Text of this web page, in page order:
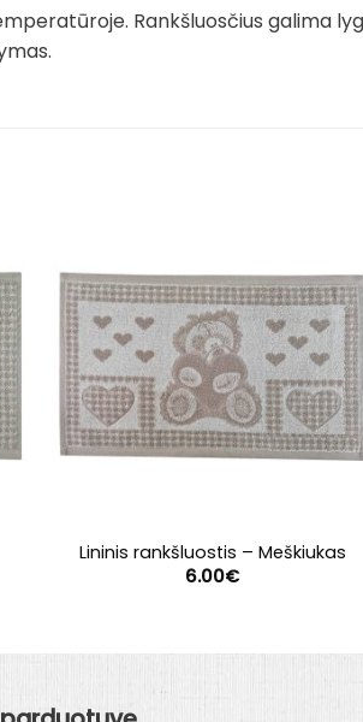
Rankšluosčius galima
Lininis rankšluostis – Meškiukas
6.00€